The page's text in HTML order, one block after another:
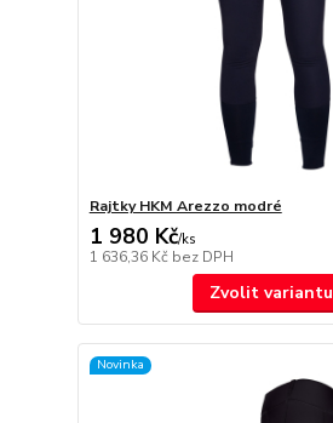
Rajtky HKM Arezzo modré
1 980 Kč/ks
1 636,36 Kč bez DPH
Zvolit variantu
Novinka